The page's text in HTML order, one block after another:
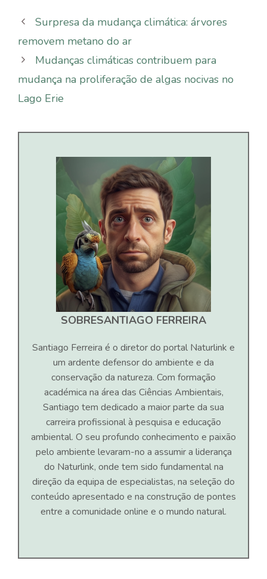
Surpresa da mudança climática: árvores
removem metano do ar
Mudanças climáticas contribuem para
mudança na proliferação de algas nocivas no
Lago Erie
SOBRESANTIAGO FERREIRA
Santiago Ferreira é o diretor do portal Naturlink e
um ardente defensor do ambiente e da
conservação da natureza. Com formação
académica na área das Ciências Ambientais,
Santiago tem dedicado a maior parte da sua
carreira profissional à pesquisa e educação
ambiental. O seu profundo conhecimento e paixão
pelo ambiente levaram-no a assumir a liderança
do Naturlink, onde tem sido fundamental na
direção da equipa de especialistas, na seleção do
conteúdo apresentado e na construção de pontes
entre a comunidade online e o mundo natural.